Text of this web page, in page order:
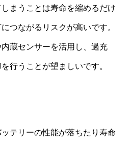
まうことは寿命を縮めるだけ
つながるリスクが高いです。
蔵センサーを活用し、過充
行うことが望ましいです。
テリーの性能が落ちたり寿命